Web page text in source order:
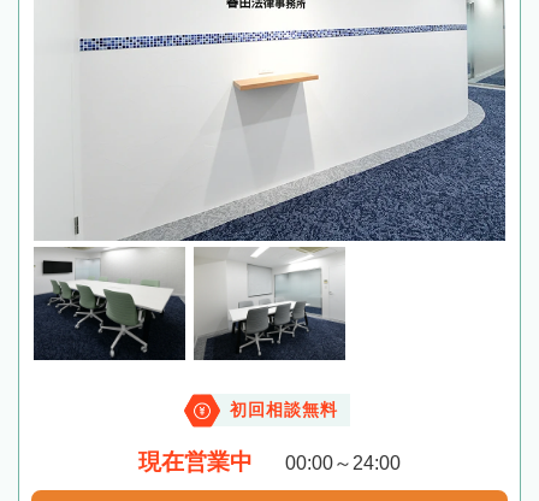
初回相談無料
現在営業中 00:00～24:00